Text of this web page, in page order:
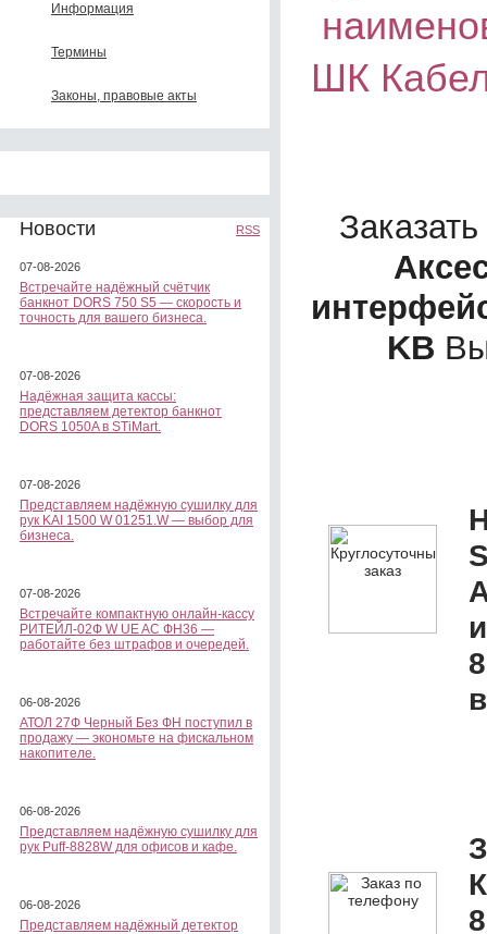
Информация
Термины
Законы, правовые акты
Новости RSS
07-08-2026
Встречайте надёжный счётчик
банкнот DORS 750 S5 — скорость и
точность для вашего бизнеса.
07-08-2026
Надёжная защита кассы:
представляем детектор банкнот
DORS 1050A в STiMart.
07-08-2026
Представляем надёжную сушилку для
рук KAI 1500 W 01251.W — выбор для
бизнеса.
07-08-2026
Встречайте компактную онлайн-кассу
РИТЕЙЛ-02Ф W UE AC ФН36 —
работайте без штрафов и очередей.
06-08-2026
АТОЛ 27Ф Черный Без ФН поступил в
продажу — экономьте на фискальном
накопителе.
06-08-2026
Представляем надёжную сушилку для
рук Puff-8828W для офисов и кафе.
06-08-2026
Представляем надёжный детектор
ШК
KB